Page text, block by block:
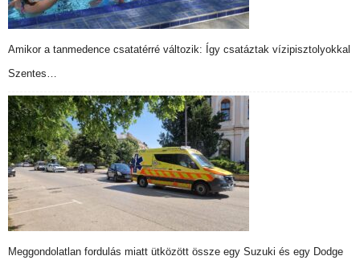
Amikor a tanmedence csatatérré változik: Így csatáztak vízipisztolyokkal
Szentes…
Meggondolatlan fordulás miatt ütközött össze egy Suzuki és egy Dodge